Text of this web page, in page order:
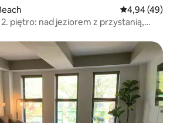
Średnia
4,94 (49)
piętro: nad jeziorem z przystanią,
z kategorii Wybór gości